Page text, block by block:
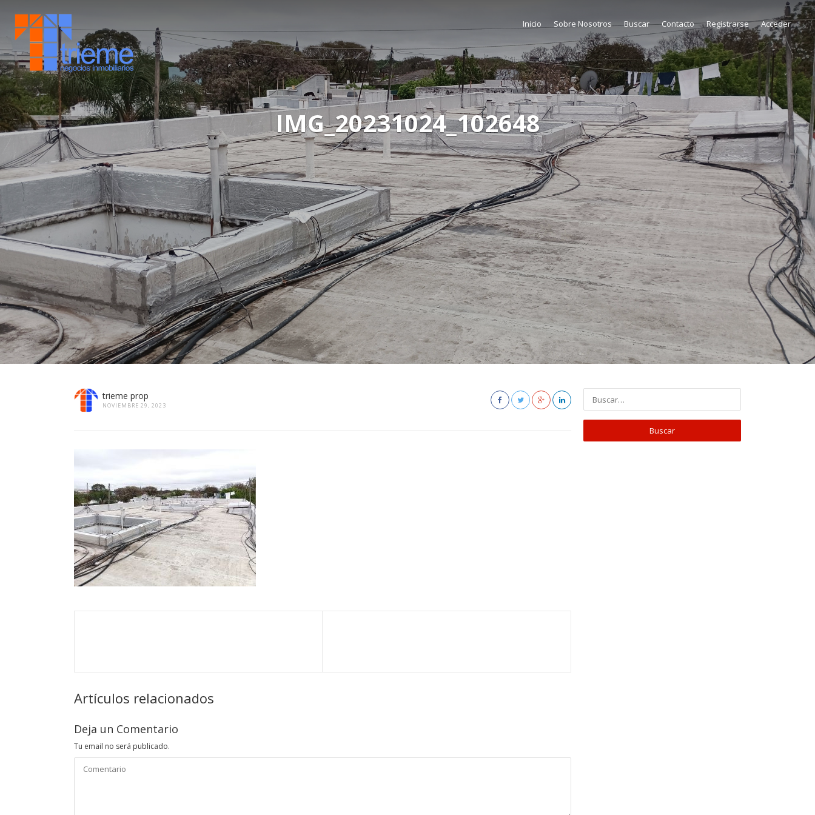
IMG_20231024_102648
Registrarse Acceder
Inicio Sobre Nosotros Buscar Contacto
trieme prop
NOVIEMBRE 29, 2023
Artículos relacionados
Deja un Comentario
Tu email no será publicado.